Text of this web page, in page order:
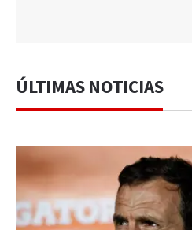
ÚLTIMAS NOTICIAS